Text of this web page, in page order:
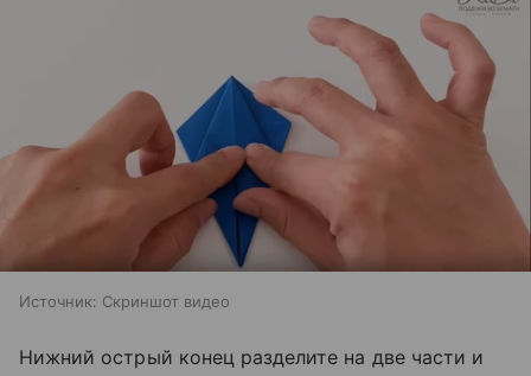
Источник: Скриншот видео
Нижний острый конец разделите на две части и